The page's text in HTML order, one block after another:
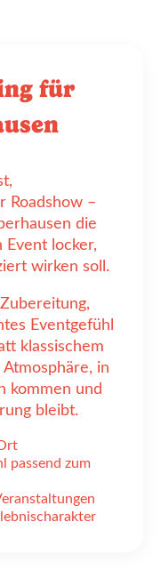
für
Roadshow –
die
Event locker,
wirken soll.
Eventgefühl
klassischem
in
kommen und
bleibt.
passend zum